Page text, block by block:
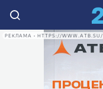
РЕКЛАМА • HTTPS://WWW.ATB.SU/